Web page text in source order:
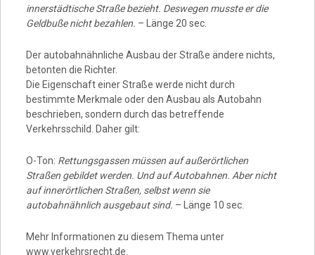
innerstädtische Straße bezieht. Deswegen musste er die
Geldbuße nicht bezahlen. – Länge 20 sec.
Der autobahnähnliche Ausbau der Straße ändere nichts,
betonten die Richter.
Die Eigenschaft einer Straße werde nicht durch
bestimmte Merkmale oder den Ausbau als Autobahn
beschrieben, sondern durch das betreffende
Verkehrsschild. Daher gilt:
O-Ton: Rettungsgassen müssen auf außerörtlichen
Straßen gebildet werden. Und auf Autobahnen. Aber nicht
auf innerörtlichen Straßen, selbst wenn sie
autobahnähnlich ausgebaut sind. – Länge 10 sec.
Mehr Informationen zu diesem Thema unter
www.verkehrsrecht.de.